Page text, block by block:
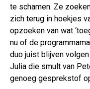
te schamen. Ze
zich terug in hoekjes
opzoeken van wat
nu of de
duo juist blijven
Julia die smult van
genoeg gesprekstof